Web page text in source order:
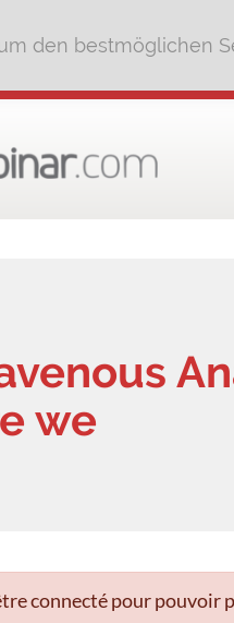
den bestmöglichen
we
connecté pour pouvoir